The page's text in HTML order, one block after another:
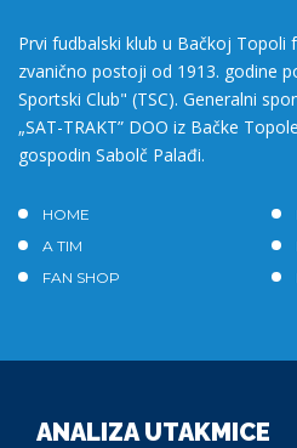
Prvi fudbalski klub u Bačkoj Topoli
zvanično postoji od 1913. godine
Sportski Club" (TSC). Generalni
„SAT-TRAKT” DOO iz Bačke
gospodin Sabolč Palađi.
HOME
A TIM
FAN SHOP
ANALIZA UTAKMICE